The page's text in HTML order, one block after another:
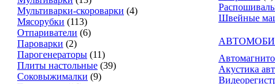
Мультиварки-скороварки (4)
Мясорубки (113)
Отпариватели (6)
Пароварки (2)
Парогенераторы (11)
Плиты настольные (39)
Соковыжималки (9)
Швейные
Акустика